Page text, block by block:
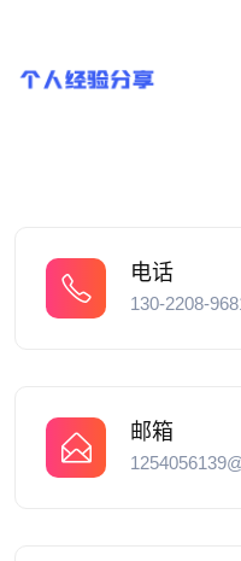
电话
130-2208-
邮箱